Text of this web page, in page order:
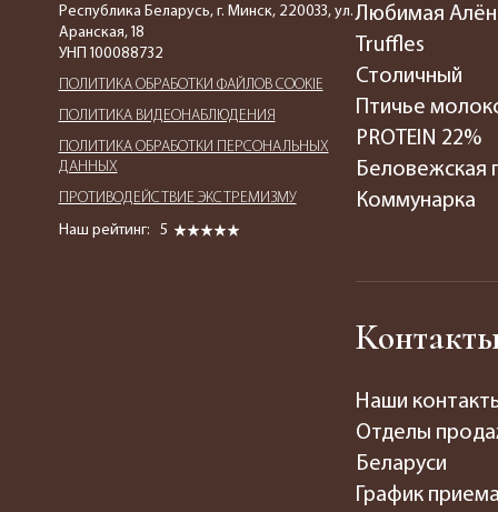
Республика Беларусь, г. Минск, 220033, ул.
Аранская, 18
УНП 100088732
ПОЛИТИКА ОБРАБОТКИ ФАЙЛОВ COOKIE
ПОЛИТИКА ВИДЕОНАБЛЮДЕНИЯ
ПОЛИТИКА ОБРАБОТКИ ПЕРСОНАЛЬНЫХ
ДАННЫХ
ПРОТИВОДЕЙСТВИЕ ЭКСТРЕМИЗМУ
Наш рейтинг:
5
Любимая
Truffles
Столичный
Птичье
PROTEIN 22%
Беловежская
Коммунарка
Наши
Отделы
Беларуси
График